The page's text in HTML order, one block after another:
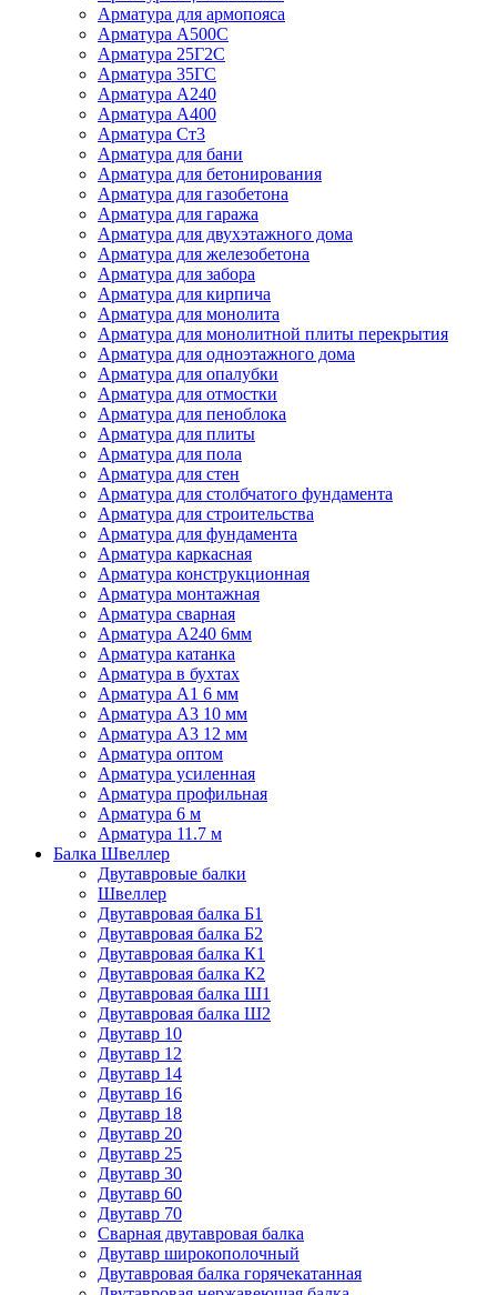
Арматура для армопояса
Арматура A500С
Арматура 25Г2С
Арматура 35ГС
Арматура А240
Арматура А400
Арматура Ст3
Арматура для бани
Арматура для бетонирования
Арматура для газобетона
Арматура для гаража
Арматура для двухэтажного дома
Арматура для железобетона
Арматура для забора
Арматура для кирпича
Арматура для монолита
Арматура для монолитной плиты перекрытия
Арматура для одноэтажного дома
Арматура для опалубки
Арматура для отмостки
Арматура для пеноблока
Арматура для плиты
Арматура для пола
Арматура для стен
Арматура для столбчатого фундамента
Арматура для строительства
Арматура для фундамента
Арматура каркасная
Арматура конструкционная
Арматура монтажная
Арматура сварная
Арматура А240 6мм
Арматура катанка
Арматура в бухтах
Арматура А1 6 мм
Арматура А3 10 мм
Арматура А3 12 мм
Арматура оптом
Арматура усиленная
Арматура профильная
Арматура 6 м
Арматура 11.7 м
Балка Швеллер
Двутавровые балки
Швеллер
Двутавровая балка Б1
Двутавровая балка Б2
Двутавровая балка К1
Двутавровая балка К2
Двутавровая балка Ш1
Двутавровая балка Ш2
Двутавр 10
Двутавр 12
Двутавр 14
Двутавр 16
Двутавр 18
Двутавр 20
Двутавр 25
Двутавр 30
Двутавр 60
Двутавр 70
Сварная двутавровая балка
Двутавр широкополочный
Двутавровая балка горячекатанная